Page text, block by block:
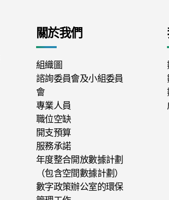
關於我們
組織圖
諮詢委員會及小組委員
會
專業人員
職位空缺
開支預算
服務承諾
年度整合開放數據計劃
（包含空間數據計劃）
數字政策辦公室的環保